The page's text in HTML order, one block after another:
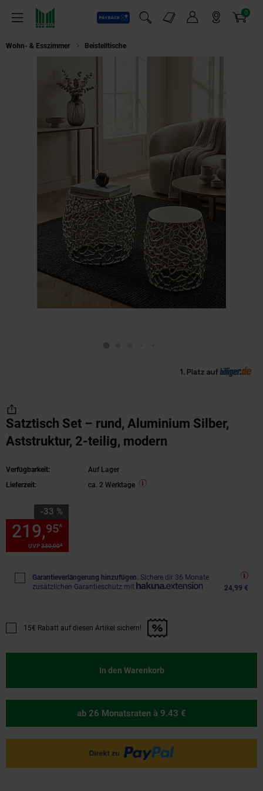
Menü
Payback
Suchfeld einblenden
Markt-Angebote 0
Artikel
Wohn- & Esszimmer Beistelltische
Satztisch Set – rund, Aluminium Silber,
Aststruktur, 2-teilig, modern
Verfügbarkeit:
Auf Lager
Lieferzeit:
ca. 2 Werktage
-33 %
Sie Sparen 33 Prozent,
UVP330,00*
219,95*
Garantieverlängerung hinzufügen. Sichere dir 36 Monate
zusätzlichen Garantieschutz mit
24,99 €
Promotion "15€ Rabatt auf diesen Artikel sichern!" anwenden
15€ Rabatt auf diesen Artikel sichern!
In den Warenkorb
ab 26 Monatsraten à 9.43 €